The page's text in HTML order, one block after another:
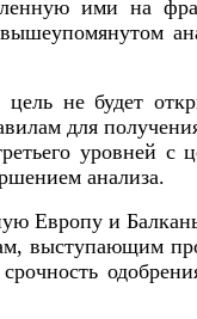
ими на
не будет
для
уровней с
анализа.
Европу и
выступающим